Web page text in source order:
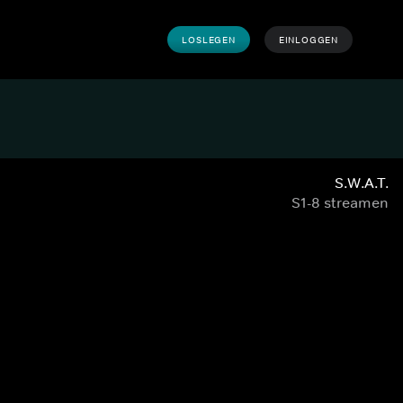
LOSLEGEN EINLOGGEN
S.W.A.T.
S1-8 streamen